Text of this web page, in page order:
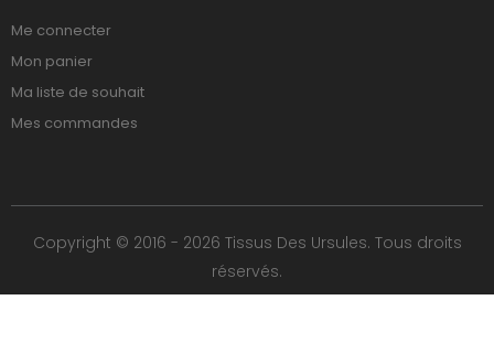
Me connecter
Mon panier
Ma liste de souhait
Mes commandes
Copyright © 2016 - 2026 Tissus Des Ursules. Tous droits
réservés.